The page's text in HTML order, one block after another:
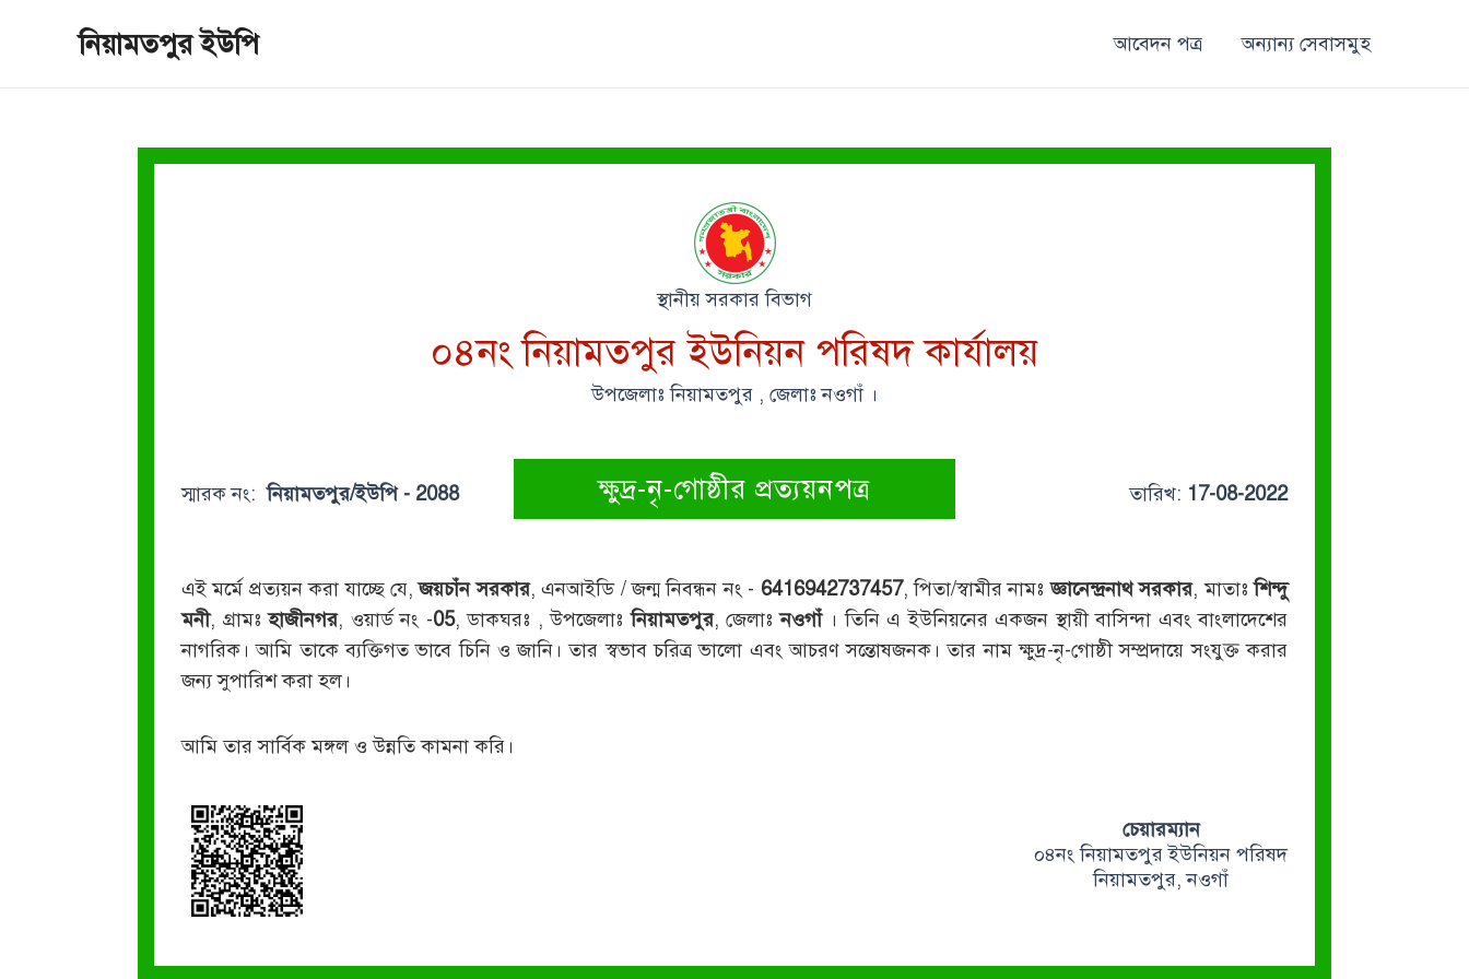
নিয়ামতপুর ইউপি আবেদন পত্র অন্যান্য সেবাসমুহ
স্থানীয় সরকার বিভাগ
০৪নং নিয়ামতপুর ইউনিয়ন পরিষদ কার্যালয়
উপজেলাঃ নিয়ামতপুর , জেলাঃ নওগাঁ ।
স্মারক নং: নিয়ামতপুর/ইউপি - 2088 ক্ষুদ্র-নৃ-গোষ্ঠীর প্রত্যয়নপত্র তারিখ: 17-08-2022
এই মর্মে প্রত্যয়ন করা যাচ্ছে যে,জয়চাঁন সরকার, এনআইডি / জন্ম নিবন্ধন নং - 6416942737457, পিতা/স্বামীর নামঃজ্ঞানেন্দ্রনাথ সরকার, মাতাঃশিন্দু
মনী, গ্রামঃহাজীনগর, ওয়ার্ড নং -05, ডাকঘরঃ , উপজেলাঃনিয়ামতপুর, জেলাঃনওগাঁ । তিনি এ ইউনিয়নের একজন স্থায়ী বাসিন্দা এবং বাংলাদেশের
নাগরিক। আমি তাকে ব্যক্তিগত ভাবে চিনি ও জানি। তার স্বভাব চরিত্র ভালো এবং আচরণ সন্তোষজনক। তার নাম ক্ষুদ্র-নৃ-গোষ্ঠী সম্প্রদায়ে সংযুক্ত করার
জন্য সুপারিশ করা হল।
আমি তার সার্বিক মঙ্গল ও উন্নতি কামনা করি।
চেয়ারম্যান
০৪নং নিয়ামতপুর ইউনিয়ন পরিষদ
নিয়ামতপুর, নওগাঁ